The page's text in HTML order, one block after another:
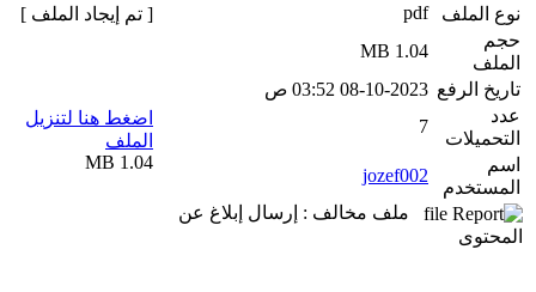
نوع الملف
pdf
حجم
الملف
1.04 MB
تاريخ الرفع 08-10-2023 03:52 ص
عدد
التحميلات
7
اسم
المستخدم
jozef002
ملف مخالف : إرسال إبلاغ عن
المحتوى
[ تم إيجاد الملف ]
اضغط هنا لتنزيل
الملف
1.04 MB